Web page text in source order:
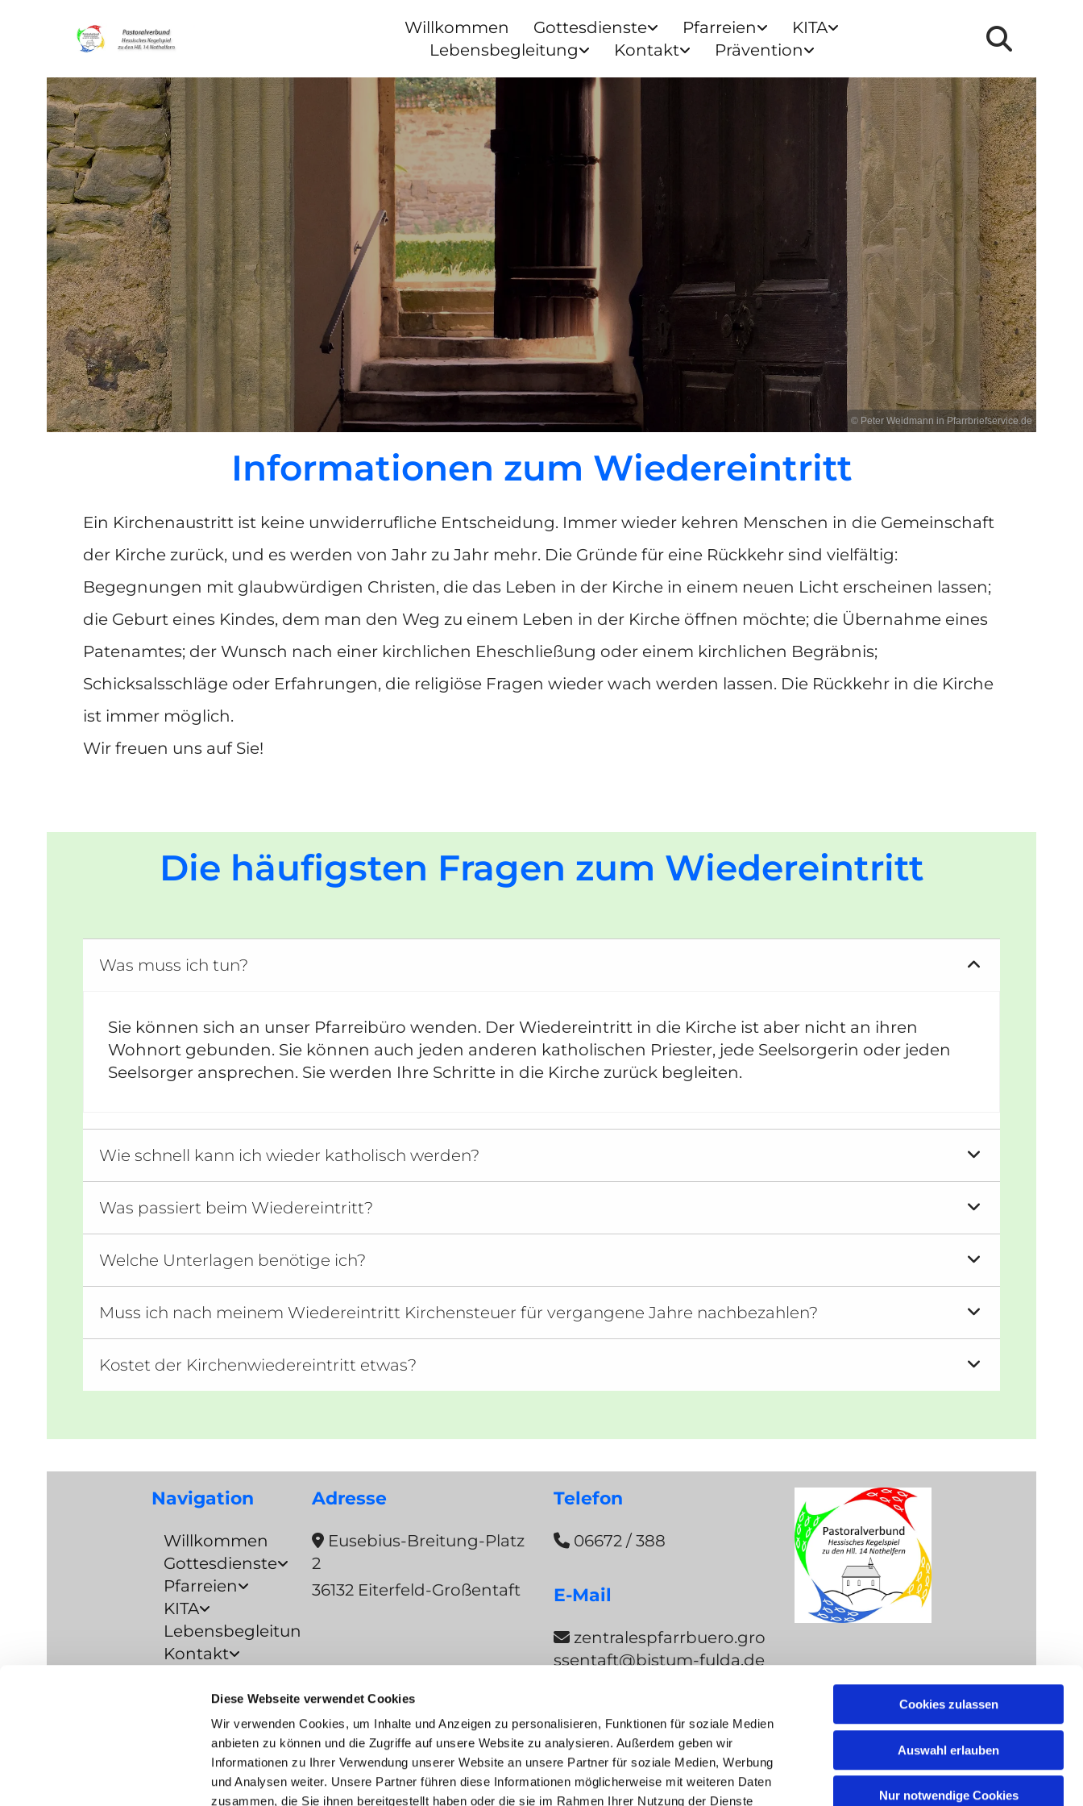
Diese Webseite verwendet Cookies
Wir verwenden Cookies, um Inhalte und Anzeigen zu personalisieren, Funktionen für soziale Medien
anbieten zu können und die Zugriffe auf unsere Website zu analysieren. Außerdem geben wir
Informationen zu Ihrer Verwendung unserer Website an unsere Partner für soziale Medien, Werbung
und Analysen weiter. Unsere Partner führen diese Informationen möglicherweise mit weiteren Daten
zusammen, die Sie ihnen bereitgestellt haben oder die sie im Rahmen Ihrer Nutzung der Dienste
Cookies zulassen
Auswahl erlauben
Nur notwendige Cookies
Willkommen Gottesdienste Pfarreien
KITA
Lebensbegleitung
Kontakt Prävention
© Peter Weidmann in Pfarrbriefservice.de
Informationen zum Wiedereintritt
Ein Kirchenaustritt ist keine unwiderrufliche Entscheidung. Immer wieder kehren Menschen in die Gemeinschaft
der Kirche zurück, und es werden von Jahr zu Jahr mehr. Die Gründe für eine Rückkehr sind vielfältig:
Begegnungen mit glaubwürdigen Christen, die das Leben in der Kirche in einem neuen Licht erscheinen lassen;
die Geburt eines Kindes, dem man den Weg zu einem Leben in der Kirche öffnen möchte; die Übernahme eines
Patenamtes; der Wunsch nach einer kirchlichen Eheschließung oder einem kirchlichen Begräbnis;
Schicksalsschläge oder Erfahrungen, die religiöse Fragen wieder wach werden lassen. Die Rückkehr in die Kirche
ist immer möglich.
Wir freuen uns auf Sie!
Die häufigsten Fragen zum Wiedereintritt
Was muss ich tun?
Sie können sich an unser Pfarreibüro wenden. Der Wiedereintritt in die Kirche ist aber nicht an ihren
Wohnort gebunden. Sie können auch jeden anderen katholischen Priester, jede Seelsorgerin oder jeden
Seelsorger ansprechen. Sie werden Ihre Schritte in die Kirche zurück begleiten.
Wie schnell kann ich wieder katholisch werden?
Was passiert beim Wiedereintritt?
Welche Unterlagen benötige ich?
Muss ich nach meinem Wiedereintritt Kirchensteuer für vergangene Jahre nachbezahlen?
Kostet der Kirchenwiedereintritt etwas?
Navigation
Willkommen
Gottesdienste
Pfarreien
KITA
Lebensbegleitung
Kontakt
Barrierefreiheitserklärung
Datenschutzerklärung
Adresse
 Eusebius-Breitung-Platz
2
36132 Eiterfeld-Großentaft
Telefon
06672 / 388
E-Mail
zentralespfarrbuero.gro
ssentaft@bistum-fulda.de
Impressum Datenschutzerklärung ChurchDesk-Login